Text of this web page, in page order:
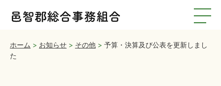
ホーム > お知らせ > その他 > 予算・決算及び公表を更新しまし
た